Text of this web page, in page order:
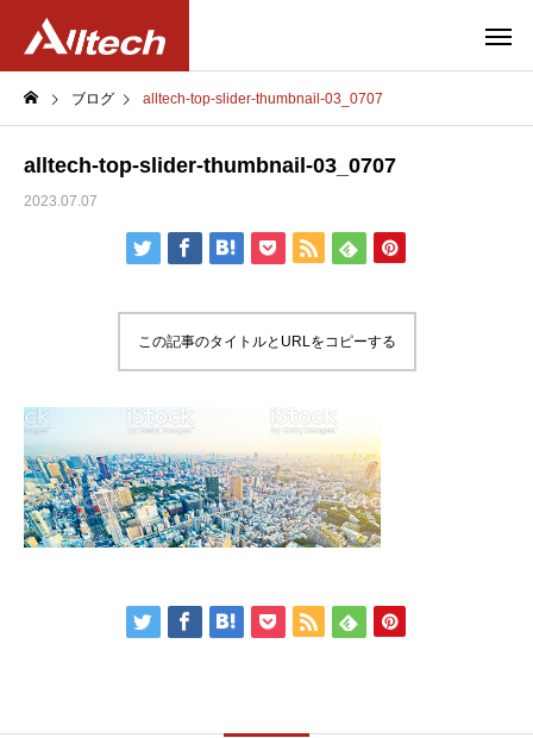
ブログ alltech-top-slider-thumbnail-03_0707
alltech-top-slider-thumbnail-03_0707
2023.07.07
この記事のタイトルとURLをコピーする